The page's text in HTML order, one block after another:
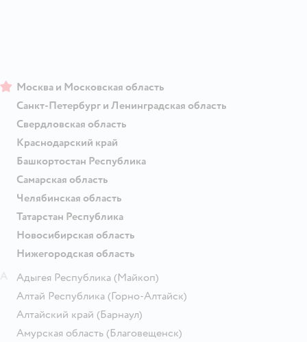
Москва и Московская область
Санкт-Петербург и Ленинградская область
Свердловская область
Краснодарский край
Башкортостан Республика
Самарская область
Челябинская область
Татарстан Республика
Новосибирская область
Нижегородская область
Адыгея Республика (Майкоп)
Алтай Республика (Горно-Алтайск)
Алтайский край (Барнаул)
Амурская область (Благовещенск)